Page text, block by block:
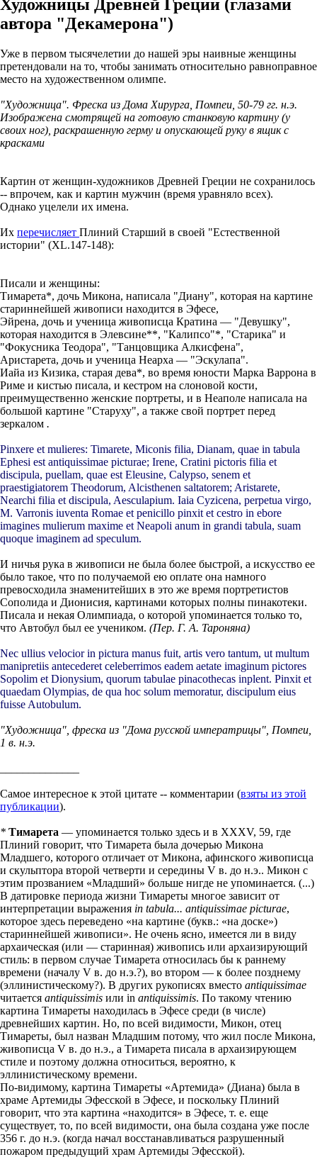
Художницы Древней Греции (глазами
автора "Декамерона")
Уже в первом тысячелетии до нашей эры наивные женщины
претендовали на то, чтобы занимать относительно равноправное
место на художественном олимпе.
"Художница". Фреска из Дома Хирурга, Помпеи, 50-79 гг. н.э.
Изображена смотрящей на готовую станковую картину (у
своих ног), раскрашенную герму и опускающей руку в ящик с
красками
Картин от женщин-художников Древней Греции не сохранилось
-- впрочем, как и картин мужчин (время уравняло всех).
Однако уцелели их имена.
Их перечисляет Плиний Старший в своей "Естественной
истории" (XL.147-148):
Писали и женщины:
Тимарета*, дочь Микона, написала "Диану", которая на картине
стариннейшей живописи находится в Эфесе,
Эйрена, дочь и ученица живописца Кратина — "Девушку",
которая находится в Элевсине**, "Калипсо"*, "Старика" и
"Фокусника Теодора", "Танцовщика Алкисфена",
Аристарета, дочь и ученица Неарха — "Эскулапа".
Иайа из Кизика, старая дева*, во время юности Марка Варрона в
Риме и кистью писала, и кестром на слоновой кости,
преимущественно женские портреты, и в Неаполе написала на
большой картине "Старуху", а также свой портрет перед
зеркалом .
Pinxere et mulieres: Timarete, Miconis filia, Dianam, quae in tabula
Ephesi est antiquissimae picturae; Irene, Cratini pictoris filia et
discipula, puellam, quae est Eleusine, Calypso, senem et
praestigiatorem Theodorum, Alcisthenen saltatorem; Aristarete,
Nearchi filia et discipula, Aesculapium. Iaia Cyzicena, perpetua virgo,
M. Varronis iuventa Romae et penicillo pinxit et cestro in ebore
imagines mulierum maxime et Neapoli anum in grandi tabula, suam
quoque imaginem ad speculum.
И ничья рука в живописи не была более быстрой, а искусство ее
было такое, что по получаемой ею оплате она намного
превосходила знаменитейших в это же время портретистов
Сополида и Дионисия, картинами которых полны пинакотеки.
Писала и некая Олимпиада, о которой упоминается только то,
что Автобул был ее учеником. (Пер. Г. А. Тароняна)
Nec ullius velocior in pictura manus fuit, artis vero tantum, ut multum
manipretiis antecederet celeberrimos eadem aetate imaginum pictores
Sopolim et Dionysium, quorum tabulae pinacothecas inplent. Pinxit et
quaedam Olympias, de qua hoc solum memoratur, discipulum eius
fuisse Autobulum.
"Художница", фреска из "Дома русской императрицы", Помпеи,
1 в. н.э.
Самое интересное к этой цитате -- комментарии (взяты из этой
публикации).
* Тимарета — упоминается только здесь и в XXXV, 59, где
Плиний говорит, что Тимарета была дочерью Микона
Младшего, которого отличает от Микона, афинского живописца
и скульптора второй четверти и середины V в. до н.э.. Микон с
этим прозванием «Младший» больше нигде не упоминается. (...)
В датировке периода жизни Тимареты многое зависит от
интерпретации выражения in tabula... antiquissimae picturae,
которое здесь переведено «на картине (букв.: «на доске»)
стариннейшей живописи». Не очень ясно, имеется ли в виду
архаическая (или — старинная) живопись или архаизирующий
стиль: в первом случае Тимарета относилась бы к раннему
времени (началу V в. до н.э.?), во втором — к более позднему
(эллинистическому?). В других рукописях вместо antiquissimae
читается antiquissimis или in antiquissimis. По такому чтению
картина Тимареты находилась в Эфесе среди (в числе)
древнейших картин. Но, по всей видимости, Микон, отец
Тимареты, был назван Младшим потому, что жил после Микона,
живописца V в. до н.э., а Тимарета писала в архаизирующем
стиле и поэтому должна относиться, вероятно, к
эллинистическому времени.
По-видимому, картина Тимареты «Артемида» (Диана) была в
храме Артемиды Эфесской в Эфесе, и поскольку Плиний
говорит, что эта картина «находится» в Эфесе, т. е. еще
существует, то, по всей видимости, она была создана уже после
356 г. до н.э. (когда начал восстанавливаться разрушенный
пожаром предыдущий храм Артемиды Эфесской).